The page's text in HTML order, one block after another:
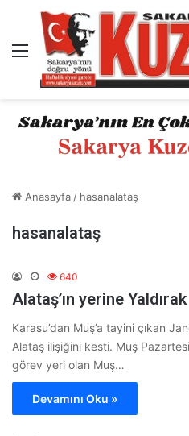
Menü
Anasayfa/ hasanalataş
hasanalataş
640
Alataş’ın yerine Yaldırak
Karasu’dan Muş’a tayini çıkan
Alataş ilişiğini kesti. Muş
görev yeri olan Muş…
Devamını Oku »